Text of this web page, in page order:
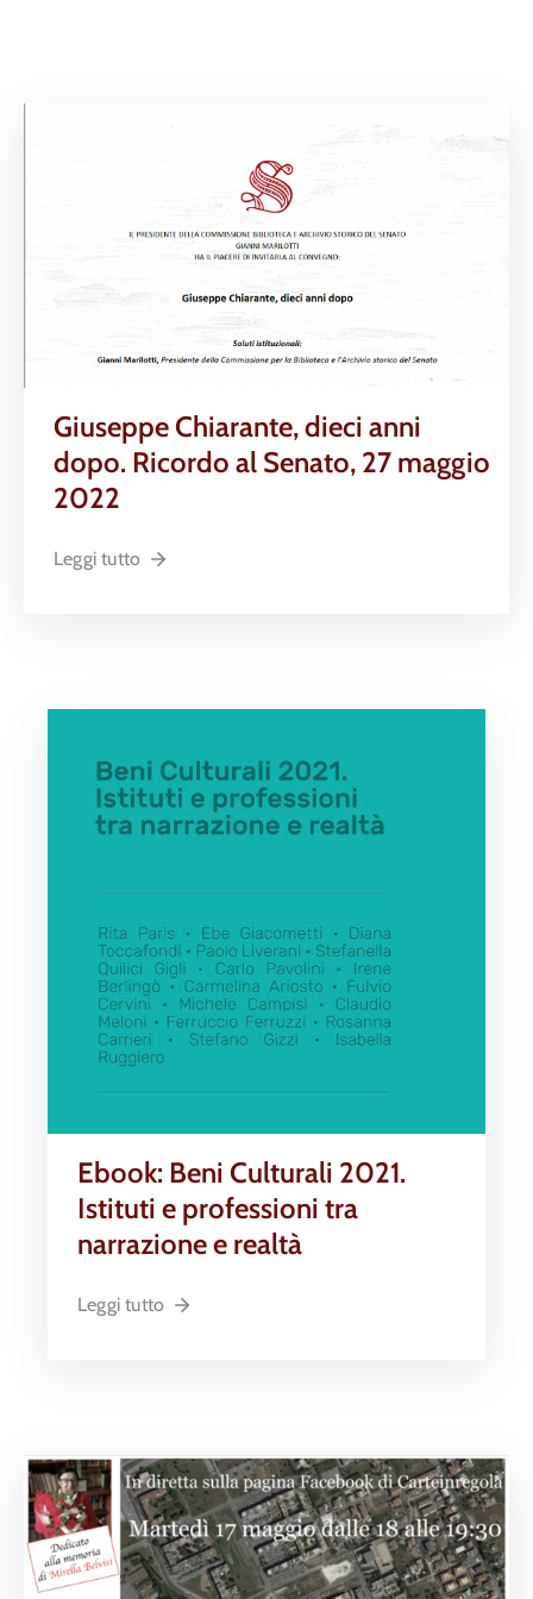
Giuseppe Chiarante, dieci anni
dopo. Ricordo al Senato, 27 maggio
2022
Leggi tutto
Ebook: Beni Culturali 2021.
Istituti e professioni tra
narrazione e realtà
Leggi tutto